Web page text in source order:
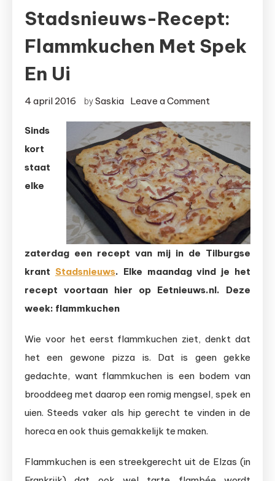
Stadsnieuws-Recept:
Flammkuchen Met Spek
En Ui
4 april 2016 bySaskia Leave a Comment
recept:
Flammkuchen
met
spek
en
ui
Sinds
kort
staat
elke
zaterdag een recept van mij in de Tilburgse
krant Stadsnieuws. Elke maandag vind je het
recept voortaan hier op Eetnieuws.nl. Deze
week: flammkuchen
Wie voor het eerst flammkuchen ziet, denkt dat
het een gewone pizza is. Dat is geen gekke
gedachte, want flammkuchen is een bodem van
brooddeeg met daarop een romig mengsel, spek en
uien. Steeds vaker als hip gerecht te vinden in de
horeca en ook thuis gemakkelijk te maken.
Flammkuchen is een streekgerecht uit de Elzas (in